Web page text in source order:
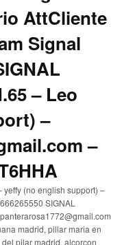
AttCliente
Signal
– Leo
–
–
(no english support) –
SIGNAL
madrid, pillar maria en
pilar madrid, alcorcon